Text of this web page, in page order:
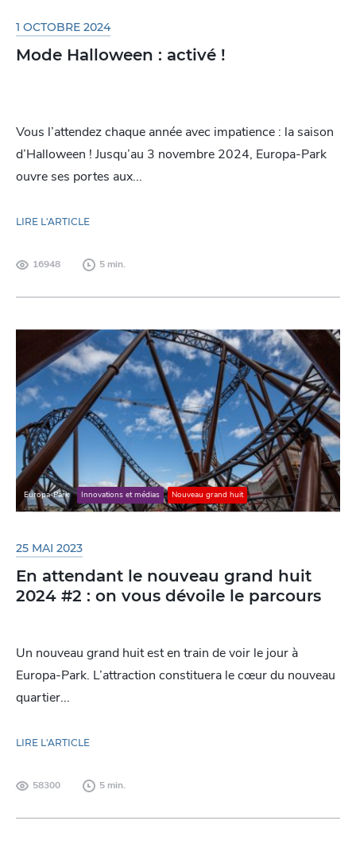
1 OCTOBRE 2024
Mode Halloween : activé !
Vous l’attendez chaque année avec impatience : la saison
d’Halloween ! Jusqu’au 3 novembre 2024, Europa-Park
ouvre ses portes aux...
LIRE L'ARTICLE
16948 5 min.
Europa-Park Innovations et médias Nouveau grand huit
25 MAI 2023
En attendant le nouveau grand huit
2024 #2 : on vous dévoile le parcours
Un nouveau grand huit est en train de voir le jour à
Europa-Park. L’attraction constituera le cœur du nouveau
quartier...
LIRE L'ARTICLE
58300 5 min.